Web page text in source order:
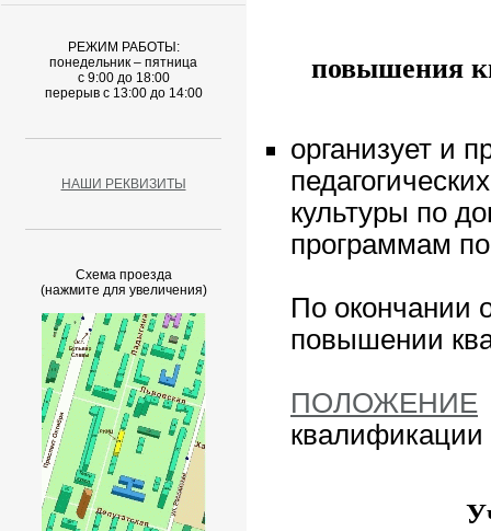
РЕЖИМ РАБОТЫ:
понедельник – пятница
с 9:00 до 18:00
перерыв с 13:00 до 14:00
НАШИ РЕКВИЗИТЫ
Схема проезда
(нажмите для увеличения)
повышения
организует и
культуры по
программам
По окончании
повышении
ПОЛОЖЕНИЕ
квалификации